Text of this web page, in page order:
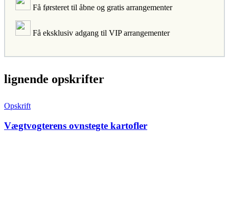
Få førsteret til åbne og gratis arrangementer
Få eksklusiv adgang til VIP arrangementer
lignende opskrifter
Opskrift
Vægtvogterens ovnstegte kartofler